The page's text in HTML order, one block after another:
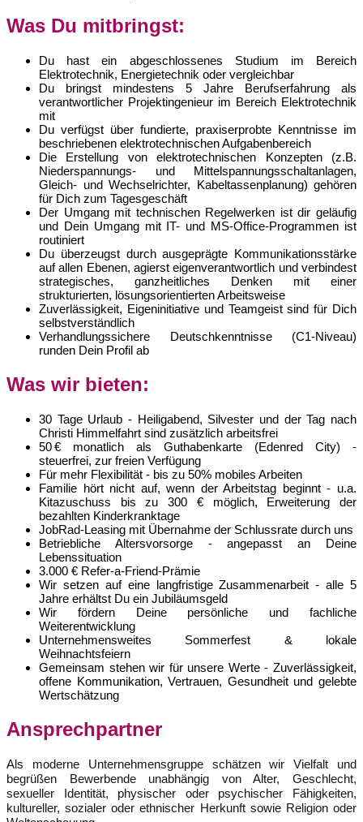
Was Du mitbringst:
Du hast ein abgeschlossenes Studium im Bereich
Elektrotechnik, Energietechnik oder vergleichbar
Du bringst mindestens 5 Jahre Berufserfahrung als
verantwortlicher Projektingenieur im Bereich Elektrotechnik
mit
Du verfügst über fundierte, praxiserprobte Kenntnisse im
beschriebenen elektrotechnischen Aufgabenbereich
Die Erstellung von elektrotechnischen Konzepten (z.B.
Niederspannungs- und Mittelspannungsschaltanlagen,
Gleich- und Wechselrichter, Kabeltassenplanung) gehören
für Dich zum Tagesgeschäft
Der Umgang mit technischen Regelwerken ist dir geläufig
und Dein Umgang mit IT- und MS-Office-Programmen ist
routiniert
Du überzeugst durch ausgeprägte Kommunikationsstärke
auf allen Ebenen, agierst eigenverantwortlich und verbindest
strategisches, ganzheitliches Denken mit einer
strukturierten, lösungsorientierten Arbeitsweise
Zuverlässigkeit, Eigeninitiative und Teamgeist sind für Dich
selbstverständlich
Verhandlungssichere Deutschkenntnisse (C1-Niveau)
runden Dein Profil ab
Was wir bieten:
30 Tage Urlaub - Heiligabend, Silvester und der Tag nach
Christi Himmelfahrt sind zusätzlich arbeitsfrei
50 € monatlich als Guthabenkarte (Edenred City) -
steuerfrei, zur freien Verfügung
Für mehr Flexibilität - bis zu 50% mobiles Arbeiten
Familie hört nicht auf, wenn der Arbeitstag beginnt - u.a.
Kitazuschuss bis zu 300 € möglich, Erweiterung der
bezahlten Kinderkranktage
JobRad-Leasing mit Übernahme der Schlussrate durch uns
Betriebliche Altersvorsorge - angepasst an Deine
Lebenssituation
3.000 € Refer-a-Friend-Prämie
Wir setzen auf eine langfristige Zusammenarbeit - alle 5
Jahre erhältst Du ein Jubiläumsgeld
Wir fördern Deine persönliche und fachliche
Weiterentwicklung
Unternehmensweites Sommerfest & lokale
Weihnachtsfeiern
Gemeinsam stehen wir für unsere Werte - Zuverlässigkeit,
offene Kommunikation, Vertrauen, Gesundheit und gelebte
Wertschätzung
Ansprechpartner
Als moderne Unternehmensgruppe schätzen wir Vielfalt und
begrüßen Bewerbende unabhängig von Alter, Geschlecht,
sexueller Identität, physischer oder psychischer Fähigkeiten,
kultureller, sozialer oder ethnischer Herkunft sowie Religion oder